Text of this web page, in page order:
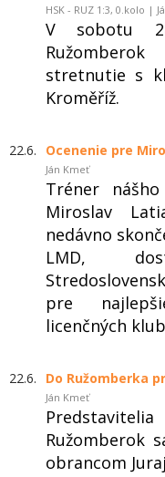
HSK - RUZ 1:3, 0.kolo |
V sobotu
stretnutie s
Kroměříž.
22.6. Ocenenie pre
Ján Kmeť
Tréner
Miroslav
nedávno
LMD,
pre
licenčných
22.6. Do Ružomberka
Ján Kmeť
Ružomberok
obrancom